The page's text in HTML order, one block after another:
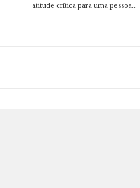
atitude crítica para uma pessoa...